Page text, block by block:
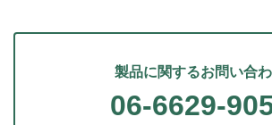
製品に関するお問い合
06-6629-